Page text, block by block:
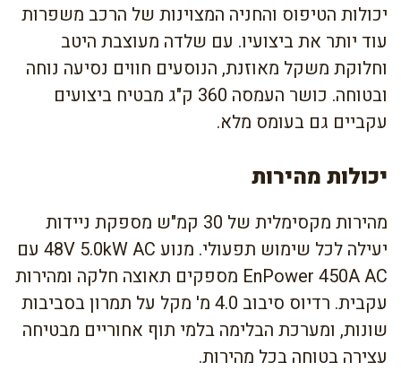
יכולות הטיפוס והחניה המצוינות של הרכב משפרות
עוד יותר את ביצועיו. עם שלדה מעוצבת היטב
וחלוקת משקל מאוזנת, הנוסעים חווים נסיעה נוחה
ובטוחה. כושר העמסה 360 ק"ג מבטיח ביצועים
עקביים גם בעומס מלא.
יכולות מהירות
מהירות מקסימלית של 30 קמ"ש מספקת ניידות
יעילה לכל שימוש תפעולי. מנוע 48V 5.0kW AC עם
EnPower 450A AC מספקים תאוצה חלקה ומהירות
עקבית. רדיוס סיבוב 4.0 מ' מקל על תמרון בסביבות
שונות, ומערכת הבלימה בלמי תוף אחוריים מבטיחה
עצירה בטוחה בכל מהירות.